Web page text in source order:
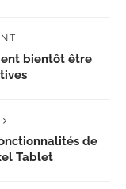
bientôt être
de
Tablet